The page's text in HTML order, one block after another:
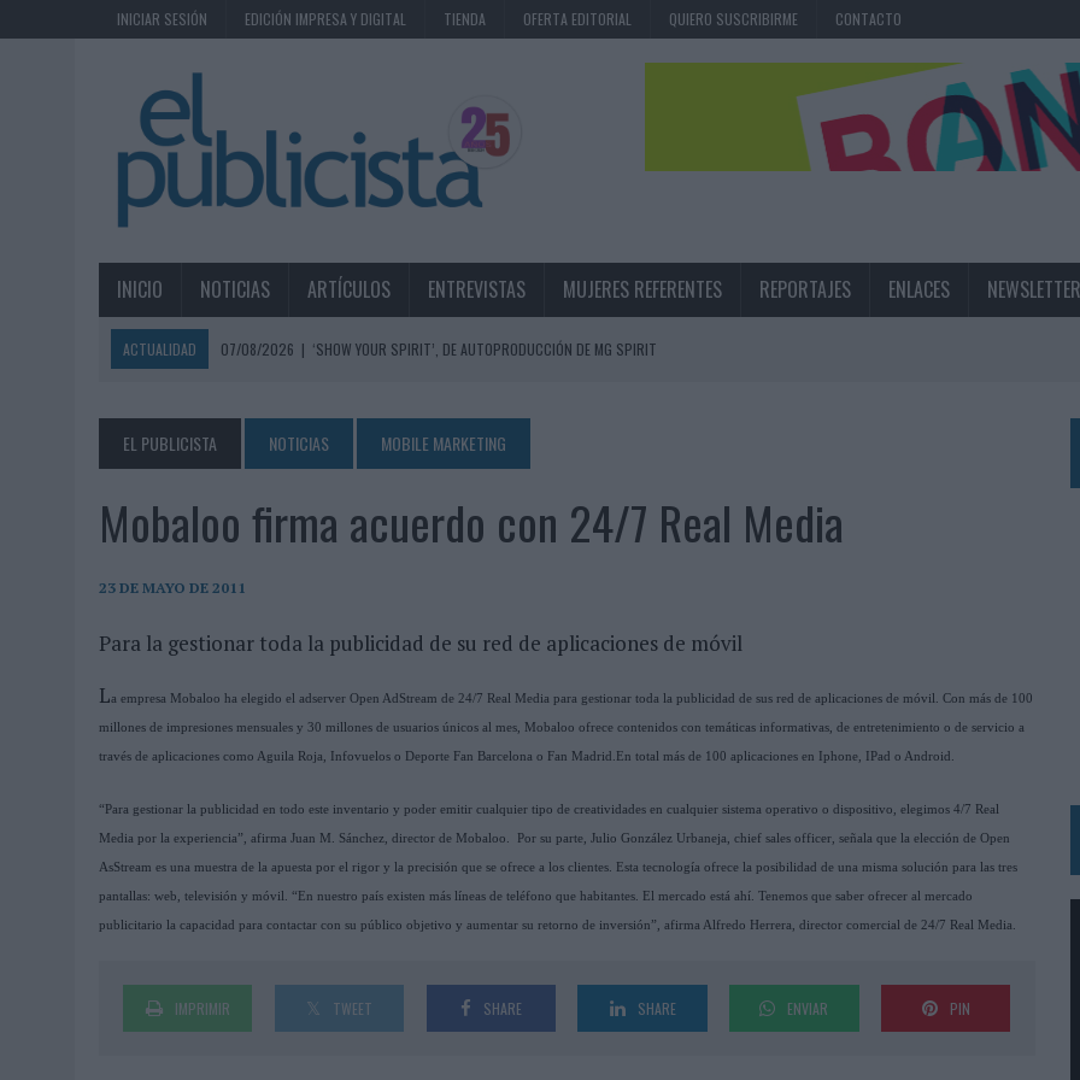
INICIAR SESIÓN EDICIÓN IMPRESA Y DIGITAL TIENDA OFERTA EDITORIAL QUIERO SUSCRIBIRME CONTACTO
INICIO NOTICIAS ARTÍCULOS ENTREVISTAS MUJERES REFERENTES REPORTAJES ENLACES NEWSLETTER
ACTUALIDAD 07/08/2026 | ‘SHOW YOUR SPIRIT’, DE AUTOPRODUCCIÓN DE MG SPIRIT
07/08/2026 | MG SPIRIT RELANZA SU MARCA CON UNA ESTRATEGIA 360º CENTRADA EN EL ORIGEN BARCELONÉS
07/08/2026
PATRÓN CONVIERTE EL NUEVO SINGLE DE ARÓN PIPER EN UNA EXPERIENCIA DE MARCA EN IBIZA
07/08/2026 | EL VERANO PONE A PRUEBA LA ESTRATEGIA DIGITAL DE LAS MARCAS
07/08/2026 | VUELING CONVIERTE LOS RECUERDOS EN SOUVENIRS CON IA
06/08/2026 | SIETE DE CADA DIEZ EMPRESAS ESPAÑOLAS NO INTEGRAN LA INFANCIA EN SU ESTRATEGIA
06/08/2026
LA TELEVISIÓN SIGUE LIDERANDO EL CONSUMO DE MEDIOS EN VERANO Y SUPERA AL MÓVIL COMO DISPOSITIVO MÁS UTILIZADO
06/08/2026 | FRIGO Y UNIQLO LANZAN UNA COLECCIÓN PERSONALIZABLE INSPIRADA EN CORNETTO, CALIPPO Y SOLERO
06/08/2026 | LA IA ESTÁ SUBIENDO EL LISTÓN DE LA CREATIVIDAD
05/08/2026 | FABRA COMUNICACIÓN INCORPORA A CASONÁ Y ASUME LA GESTIÓN DE SUS RELACIONES CON LOS MEDIOS
EL PUBLICISTA NOTICIAS MOBILE MARKETING
Mobaloo firma acuerdo con 24/7 Real Media
23 DE MAYO DE 2011
Para la gestionar toda la publicidad de su red de aplicaciones de móvil
La empresa Mobaloo ha elegido el adserver Open AdStream de 24/7 Real Media para gestionar toda la publicidad de sus red de aplicaciones de móvil. Con más de 100
millones de impresiones mensuales y 30 millones de usuarios únicos al mes, Mobaloo ofrece contenidos con temáticas informativas, de entretenimiento o de servicio a
través de aplicaciones como Aguila Roja, Infovuelos o Deporte Fan Barcelona o Fan Madrid.En total más de 100 aplicaciones en Iphone, IPad o Android.
“Para gestionar la publicidad en todo este inventario y poder emitir cualquier tipo de creatividades en cualquier sistema operativo o dispositivo, elegimos 4/7 Real
Media por la experiencia”, afirma Juan M. Sánchez, director de Mobaloo. Por su parte, Julio González Urbaneja, chief sales officer, señala que la elección de Open
AsStream es una muestra de la apuesta por el rigor y la precisión que se ofrece a los clientes. Esta tecnología ofrece la posibilidad de una misma solución para las tres
pantallas: web, televisión y móvil. “En nuestro país existen más líneas de teléfono que habitantes. El mercado está ahí. Tenemos que saber ofrecer al mercado
publicitario la capacidad para contactar con su público objetivo y aumentar su retorno de inversión”, afirma Alfredo Herrera, director comercial de 24/7 Real Media.
IMPRIMIR TWEET SHARE SHARE ENVIAR PIN